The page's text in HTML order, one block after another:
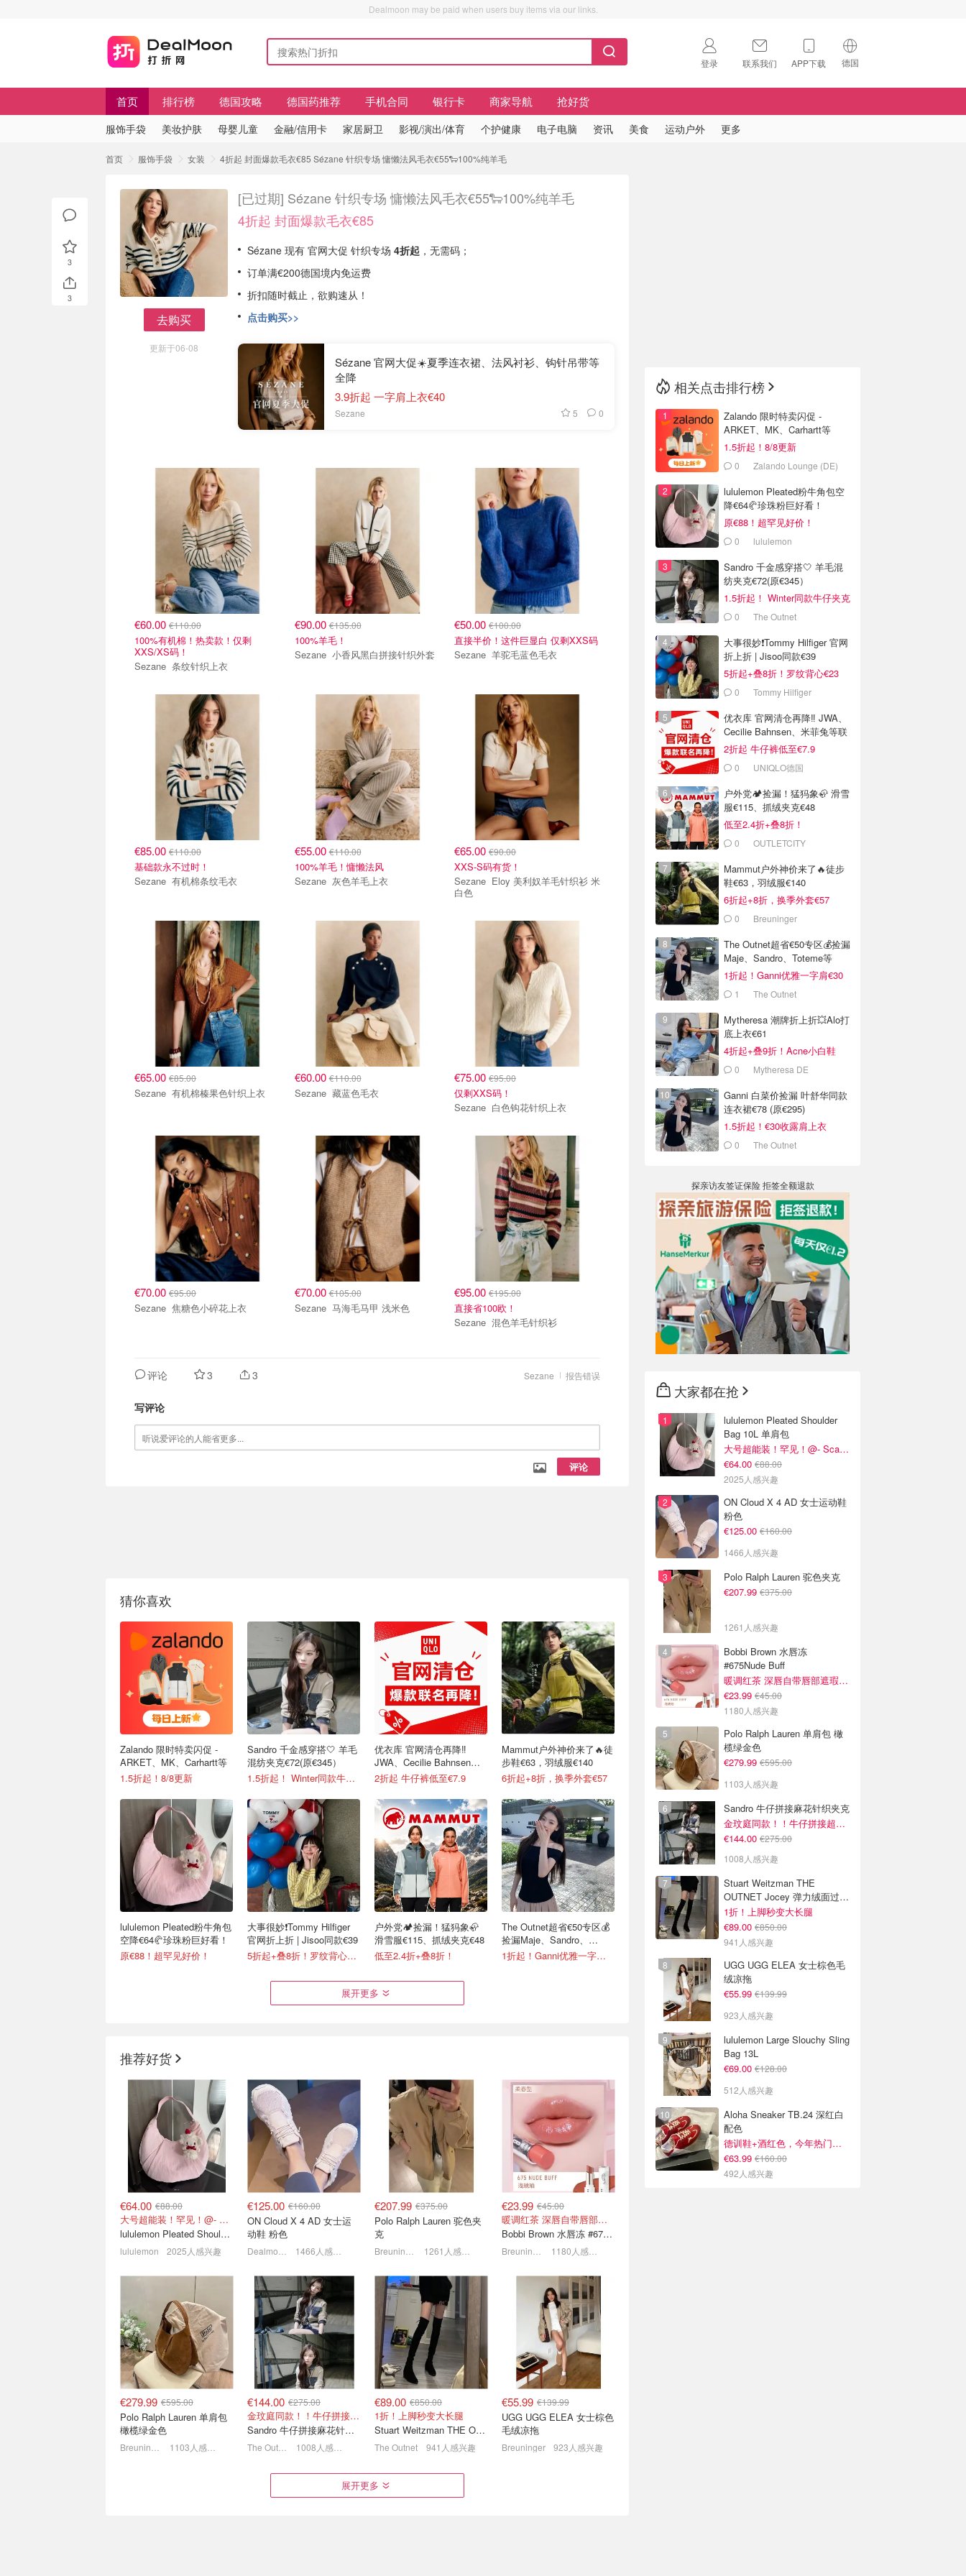
Dealmoon may be paid when users buy items via our links.
登录 联系我们 APP下载 德国
🇺🇸
首页 排行榜 德国攻略 德国药推荐 手机合同 银行卡 商家导航 抢好货
服饰手袋 美妆护肤 母婴儿童 金融/信用卡 家居厨卫 影视/演出/体育 个护健康 电子电脑 资讯 美食 运动户外 更多
首页 服饰手袋 女装 4折起 封面爆款毛衣€85 Sézane 针织专场 慵懒法风毛衣€55🐑100%纯羊毛
去购买
更新于06-08
[已过期] Sézane 针织专场 慵懒法风毛衣€55🐑100%纯羊毛
4折起 封面爆款毛衣€85
Sézane 现有 官网大促 针织专场 4折起 ，无需码；
订单满€200德国境内免运费
折扣随时截止，欲购速从！
点击购买>>
Sézane 官网大促☀️夏季连衣裙、法风衬衫、钩针吊带等
全降
3.9折起 一字肩上衣€40
Sezane 5 0
€60.00 €110.00
100%有机棉！热卖款！仅剩
XXS/XS码！
Sezane 条纹针织上衣
€90.00€135.00
100%羊毛！
Sezane 小香风黑白拼接针织外套
€50.00 €100.00
直接半价！这件巨显白 仅剩XXS码
Sezane 羊驼毛蓝色毛衣
€85.00 €110.00
基础款永不过时！
Sezane 有机棉条纹毛衣
€55.00€110.00
100%羊毛！慵懒法风
Sezane 灰色羊毛上衣
€65.00 €90.00
XXS-S码有货！
Sezane Eloy 美利奴羊毛针织衫 米
白色
€65.00 €85.00
Sezane 有机棉榛果色针织上衣
€60.00€110.00
Sezane 藏蓝色毛衣
€75.00 €95.00
仅剩XXS码！
Sezane 白色钩花针织上衣
€70.00 €95.00
Sezane 焦糖色小碎花上衣
€70.00€105.00
Sezane 马海毛马甲 浅米色
€95.00 €195.00
直接省100欧！
Sezane 混色羊毛针织衫
报告错误
Sezane
评论 3 3
写评论
评论
猜你喜欢
Zalando 限时特卖闪促 -
ARKET、MK、Carhartt等
1.5折起！8/8更新
lululemon Pleated粉牛角包
空降€64🥐珍珠粉巨好看！
原€88！超罕见好价！
Sandro 千金感穿搭🤍 羊毛
混纺夹克€72(原€345）
1.5折起！ Winter同款牛仔夹克€144
大事很妙❗️Tommy Hilfiger
官网折上折 | Jisoo同款€39
5折起+叠8折！罗纹背心€23
优衣库 官网清仓再降‼️
JWA、Cecilie Bahnsen、
米菲兔等联名
2折起 牛仔裤低至€7.9
户外党🏕️捡漏！猛犸象🦣
滑雪服€115、抓绒夹克€48
低至2.4折+叠8折！
Mammut户外神价来了🔥徒
步鞋€63，羽绒服€140
6折起+8折，换季外套€57
The Outnet超省€50专区💰
捡漏Maje、Sandro、
Toteme等
1折起！Ganni优雅一字肩€30
Mytheresa 潮牌折上折💥
Alo打底上衣€61
Ganni 白菜价捡漏 叶舒华
同款连衣裙€78 (原€295)
1.5折起！€30收露肩上衣
LilySilk 夏季大促来了！可
水洗真丝枕套€20
独家7.5折+狂送€100礼卡
On 昂跑官网大促 🏃
Cloudpulse Next仅€95
6.8折起，Cloud X 4 A€110
Rboutique 新品首促 勃肯鞋
€72，西太后温柔针织衫
€158
Breuninger "最后机会"叠加
8折 UGG超迷你€71
拉夫劳伦麂皮包€279
拉夫劳伦早秋氛围组🍂老干
部夹克€207
6折起+8折，针织衫€172
& Other Stories 换季针织
大上新！纹理控狂喜🍂一件
9折！封面背心€62.1
lululemon 今日必买这3件
👀粉色牛角包€64
ASOS 牛仔长裤€6起 🤠 张
元英同款平替€15.99🎀
展开更多
推荐好货
€64.00 €88.00
大号超能装！罕见！@- Scarlett
lululemon Pleated Shoulder Bag 10L 单肩包
lululemon 2025人感兴趣
€125.00 €160.00
ON Cloud X 4 AD 女士运
动鞋 粉色
1466人感兴趣
€207.99 €375.00
Polo Ralph Lauren 驼色夹
克
1261人感兴趣
€23.99 €45.00
暖调红茶 深唇自带唇部遮瑕效果
Bobbi Brown 水唇冻 #675Nude Buff
1180人感兴趣
€279.99 €595.00
Polo Ralph Lauren 单肩包
橄榄绿金色
1103人感兴趣
€144.00 €275.00
金玟庭同款！！牛仔拼接超有层次感
Sandro 牛仔拼接麻花针织夹克
€89.00 €850.00
1折！上脚秒变大长腿
Stuart Weitzman THE OUTNET Jocey 弹力绒面过膝靴
The Outnet 941人感兴趣
€55.99 €139.99
UGG UGG ELEA 女士棕色
毛绒凉拖
Breuninger 923人感兴趣
展开更多
3
3
相关点击排行榜
Zalando 限时特卖闪促 -
ARKET、MK、Carhartt等
1.5折起！8/8更新
0 Zalando Lounge (DE)
lululemon Pleated粉牛角包空
降€64🥐珍珠粉巨好看！
原€88！超罕见好价！
0 lululemon
Sandro 千金感穿搭🤍 羊毛混
纺夹克€72(原€345）
1.5折起！ Winter同款牛仔夹克
€1440 The Outnet
大事很妙❗️Tommy Hilfiger 官网
折上折 | Jisoo同款€39
5折起+叠8折！罗纹背心€23
0 Tommy Hilfiger
优衣库 官网清仓再降‼️ JWA、
Cecilie Bahnsen、米菲兔等联
名
2折起 牛仔裤低至€7.9
0 UNIQLO德国
户外党🏕️捡漏！猛犸象🦣 滑雪
服€115、抓绒夹克€48
低至2.4折+叠8折！
0
OUTLETCITY
Mammut户外神价来了🔥徒步
鞋€63，羽绒服€140
6折起+8折，换季外套€57
0 Breuninger
The Outnet超省€50专区💰捡漏
Maje、Sandro、Toteme等
1折起！Ganni优雅一字肩€30
1 The Outnet
Mytheresa 潮牌折上折💥Alo打
底上衣€61
4折起+叠9折！Acne小白鞋
€2640 Mytheresa DE
Ganni 白菜价捡漏 叶舒华同款
连衣裙€78 (原€295)
1.5折起！€30收露肩上衣
0 The Outnet
探亲访友签证保险 拒签全额退款
大家都在抢
lululemon Pleated Shoulder
Bag 10L 单肩包
大号超能装！罕见！@- Scarlett
€64.00 €88.00
2025人感兴趣
ON Cloud X 4 AD 女士运动鞋
粉色
€125.00 €160.00
1466人感兴趣
Polo Ralph Lauren 驼色夹克
€207.99 €375.00
1261人感兴趣
Bobbi Brown 水唇冻
#675Nude Buff
暖调红茶 深唇自带唇部遮瑕效果
€23.99 €45.00
1180人感兴趣
Polo Ralph Lauren 单肩包 橄
榄绿金色
€279.99 €595.00
1103人感兴趣
Sandro 牛仔拼接麻花针织夹克
金玟庭同款！！牛仔拼接超有层次感
€144.00 €275.00
1008人感兴趣
Stuart Weitzman THE
OUTNET Jocey 弹力绒面过膝
靴
1折！上脚秒变大长腿
€89.00 €850.00
941人感兴趣
UGG UGG ELEA 女士棕色毛
绒凉拖
€55.99 €139.99
923人感兴趣
lululemon Large Slouchy Sling
Bag 13L
€69.00 €128.00
512人感兴趣
Aloha Sneaker TB.24 深红白
配色
德训鞋+酒红色，今年热门组合！
€63.99 €160.00
492人感兴趣